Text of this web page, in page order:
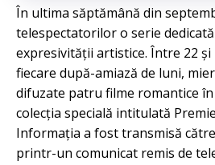
În ultima săptămână din
telespectatorilor o serie
expresivității artistice. Între 22
fiecare după-amiază de luni,
difuzate patru filme romantice
colecția specială intitulată
Informația a fost transmisă
printr-un comunicat remis de